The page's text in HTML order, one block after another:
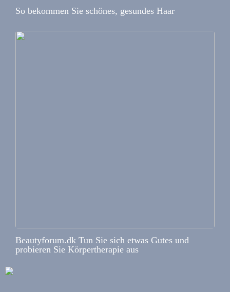
So bekommen Sie schönes, gesundes Haar
Beautyforum.dk Tun Sie sich etwas Gutes und
probieren Sie Körpertherapie aus